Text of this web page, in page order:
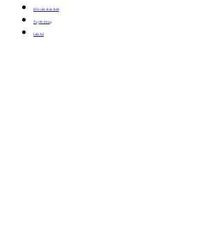
Hội viên thân thiết
Tuyển dụng
Liên hệ